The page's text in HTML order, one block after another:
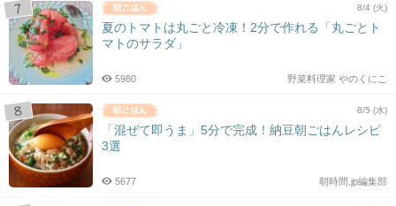
8/4 (火)
夏のトマトは丸ごと冷凍！2分で作れる「丸ごとト
マトのサラダ」
野菜料理家 やのくにこ
5980
8/5 (水)
「混ぜて即うま」5分で完成！納豆朝ごはんレシピ
3選
朝時間.jp編集部
5677